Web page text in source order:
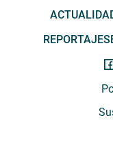
REPORTAJES